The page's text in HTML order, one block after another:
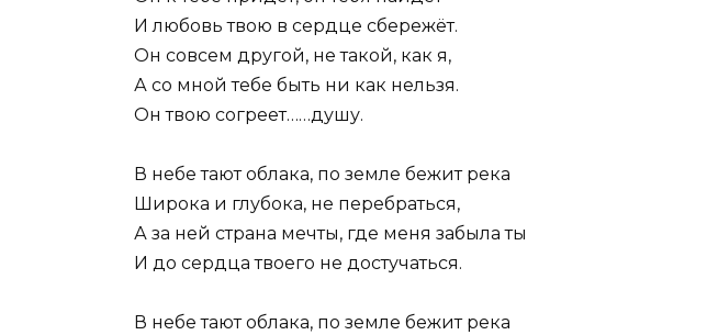
И любовь твою в сердце сбережёт.
Он совсем другой, не такой, как я,
А со мной тебе быть ни как нельзя.
Он твою согреет……душу.
В небе тают облака, по земле бежит река
Широка и глубока, не перебраться,
А за ней страна мечты, где меня забыла ты
И до сердца твоего не достучаться.
В небе тают облака, по земле бежит река